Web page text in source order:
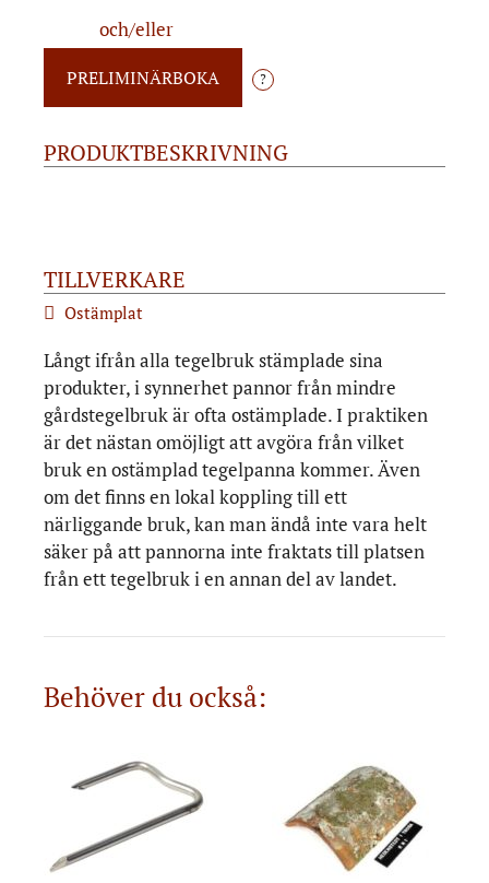
och/eller
?
PRODUKTBESKRIVNING
TILLVERKARE
Ostämplat
Långt ifrån alla tegelbruk stämplade sina
produkter, i synnerhet pannor från mindre
gårdstegelbruk är ofta ostämplade. I praktiken
är det nästan omöjligt att avgöra från vilket
bruk en ostämplad tegelpanna kommer. Även
om det finns en lokal koppling till ett
närliggande bruk, kan man ändå inte vara helt
säker på att pannorna inte fraktats till platsen
från ett tegelbruk i en annan del av landet.
Behöver du också: